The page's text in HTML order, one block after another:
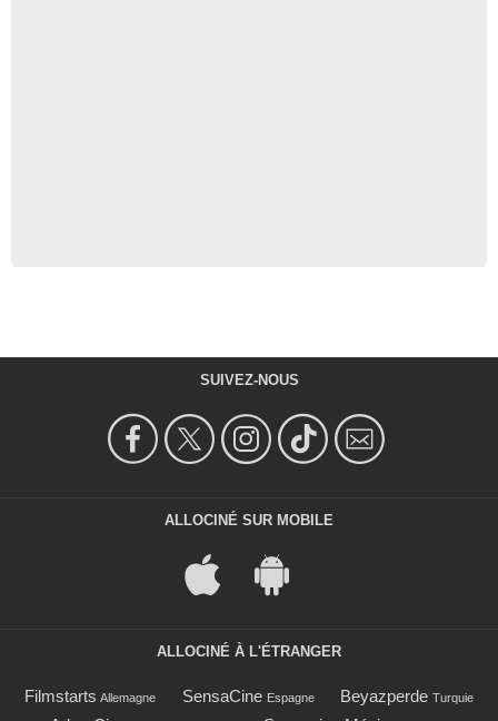
SUIVEZ-NOUS
ALLOCINÉ SUR MOBILE
ALLOCINÉ À L'ÉTRANGER
Filmstarts Allemagne SensaCine Espagne Beyazperde Turquie